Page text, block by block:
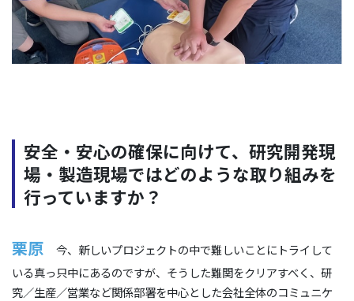
安全・安心の確保に向けて、研究開発現
場・製造現場ではどのような取り組みを
行っていますか？
栗原
今、新しいプロジェクトの中で難しいことにトライして
いる真っ只中にあるのですが、そうした難関をクリアすべく、研
究／生産／営業など関係部署を中心とした会社全体のコミュニケ